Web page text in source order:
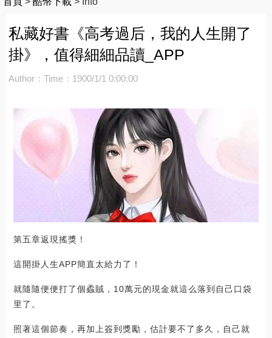
私藏好書《高考過后，我的人生開了
掛》，值得細細品讀_APP
Author： Time：1900/1/1 0:00:00
第五章返現搖獎！
這開掛人生APP簡直太給力了！
就隨隨便便打了個蟊賊，10萬元的現金就這么落到自己口袋
里了。
照著這個節奏，再加上簽到獎勵，估計要不了多久，自己就